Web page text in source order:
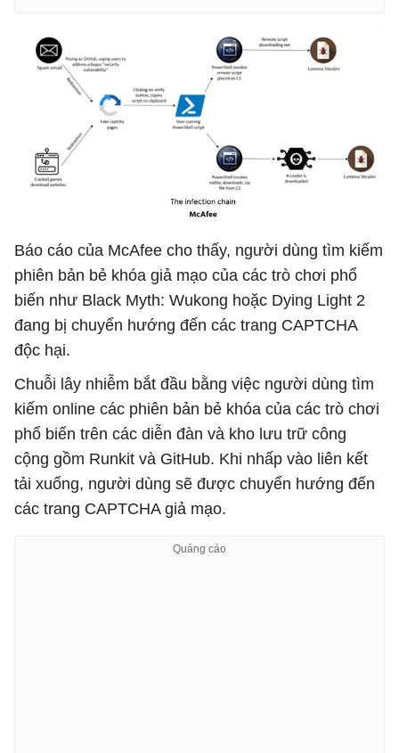
Báo cáo của McAfee cho thấy, người dùng tìm kiếm
phiên bản bẻ khóa giả mạo của các trò chơi phổ
biến như Black Myth: Wukong hoặc Dying Light 2
đang bị chuyển hướng đến các trang CAPTCHA
độc hại.
Chuỗi lây nhiễm bắt đầu bằng việc người dùng tìm
kiếm online các phiên bản bẻ khóa của các trò chơi
phổ biến trên các diễn đàn và kho lưu trữ công
cộng gồm Runkit và GitHub. Khi nhấp vào liên kết
tải xuống, người dùng sẽ được chuyển hướng đến
các trang CAPTCHA giả mạo.